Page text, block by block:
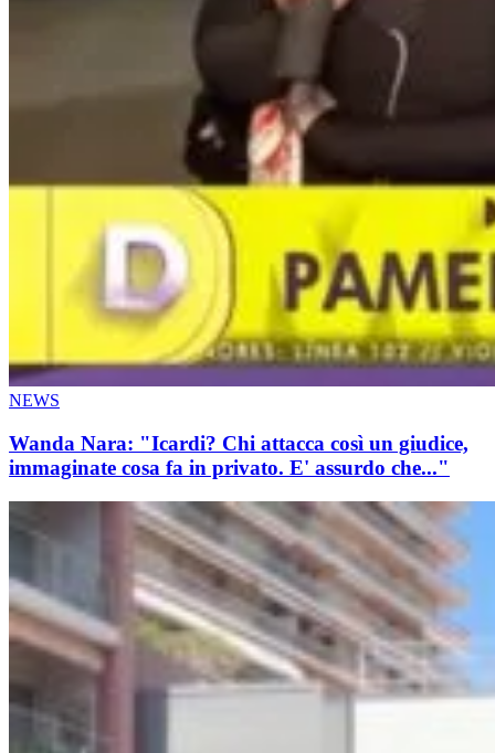
NEWS
Wanda Nara: "Icardi? Chi attacca così un giudice,
immaginate cosa fa in privato. E' assurdo che..."